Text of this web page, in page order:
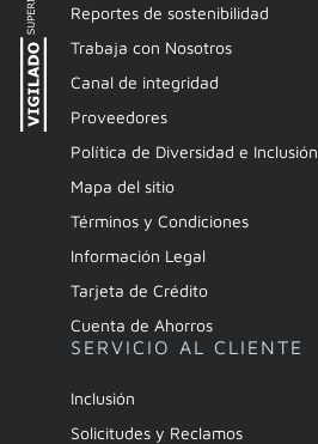
Reportes de sostenibilidad
Trabaja con Nosotros
Canal de integridad
Proveedores
Política de Diversidad e Inclusión
Mapa del sitio
Términos y Condiciones
Información Legal
Tarjeta de Crédito
Cuenta de Ahorros
SERVICIO AL CLIENTE
Inclusión
Solicitudes y Reclamos